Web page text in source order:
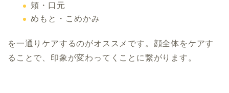
頬・口元
めもと・こめかみ
を一通りケアするのがオススメです。顔全体をケアす
ることで、印象が変わってくことに繋がります。